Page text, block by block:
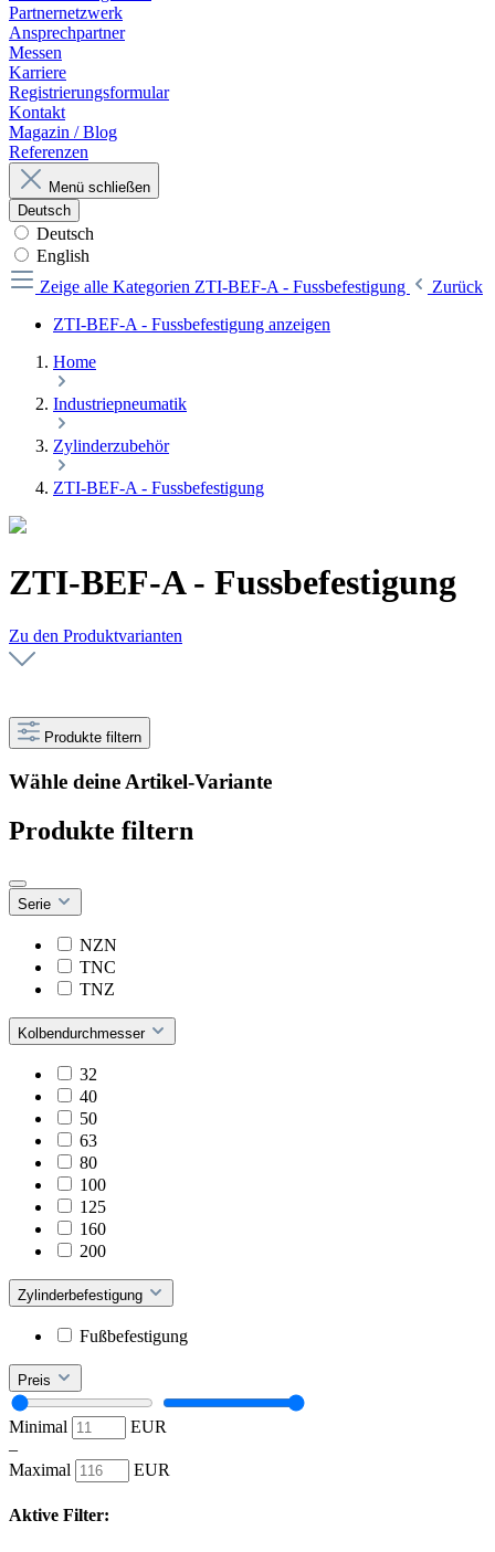
Partnernetzwerk
Ansprechpartner
Messen
Karriere
Registrierungsformular
Kontakt
Magazin / Blog
Referenzen
Menü schließen
Deutsch
Deutsch
English
Zeige alle Kategorien ZTI-BEF-A - Fussbefestigung
Zurück
ZTI-BEF-A - Fussbefestigung anzeigen
Home
Industriepneumatik
Zylinderzubehör
ZTI-BEF-A - Fussbefestigung
ZTI-BEF-A - Fussbefestigung
Zu den Produktvarianten
Produkte filtern
Wähle deine Artikel-Variante
Produkte filtern
Serie
NZN
TNC
TNZ
Kolbendurchmesser
32
40
50
63
80
100
125
160
200
Zylinderbefestigung
Fußbefestigung
Preis
Minimal
EUR
–
Maximal
EUR
Aktive Filter: